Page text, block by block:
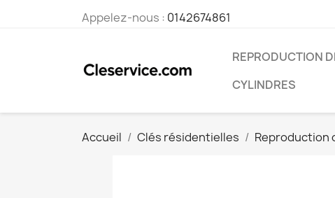
Appelez-nous : 0142674861
REPRODUCTION
CYLINDRES
Accueil Clés résidentielles Reproduction